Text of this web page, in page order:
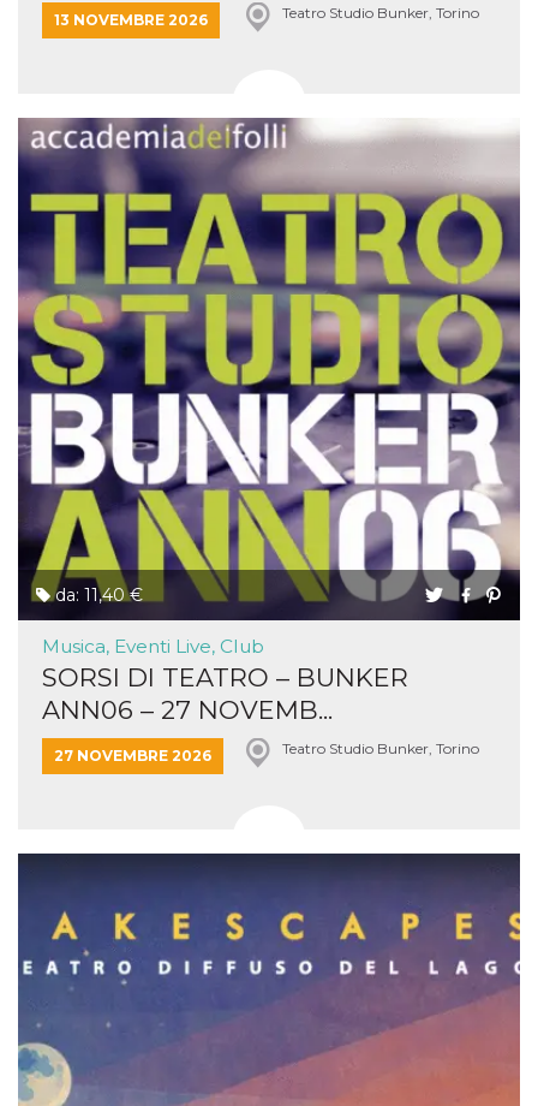
13 NOVEMBRE 2026 Teatro Studio Bunker, Torino
da: 11,40 €
Musica, Eventi Live, Club
SORSI DI TEATRO – BUNKER
ANN06 – 27 NOVEMB...
27 NOVEMBRE 2026 Teatro Studio Bunker, Torino